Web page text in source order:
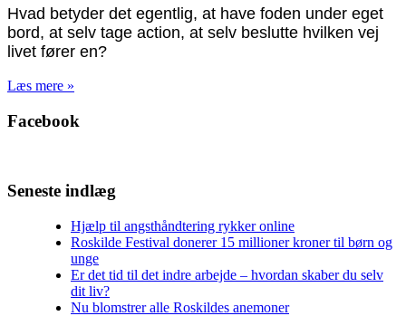
Hvad betyder det egentlig, at have foden under eget
bord, at selv tage action, at selv beslutte hvilken vej
livet fører en?
Læs mere »
Facebook
Seneste indlæg
Hjælp til angsthåndtering rykker online
Roskilde Festival donerer 15 millioner kroner til børn og
unge
Er det tid til det indre arbejde – hvordan skaber du selv
dit liv?
Nu blomstrer alle Roskildes anemoner